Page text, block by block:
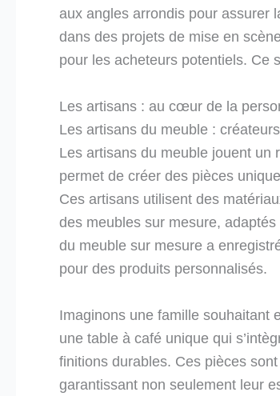
aux angles arrondis pour assurer
dans des projets de mise en
pour les acheteurs potentiels. Ce
Les artisans : au cœur de la
Les artisans du meuble :
Les artisans du meuble jouent un
permet de créer des pièces
Ces artisans utilisent des
des meubles sur mesure,
du meuble sur mesure a
pour des produits personnalisés.
Imaginons une famille souhaitant
une table à café unique qui
finitions durables. Ces pièces
garantissant non seulement leur